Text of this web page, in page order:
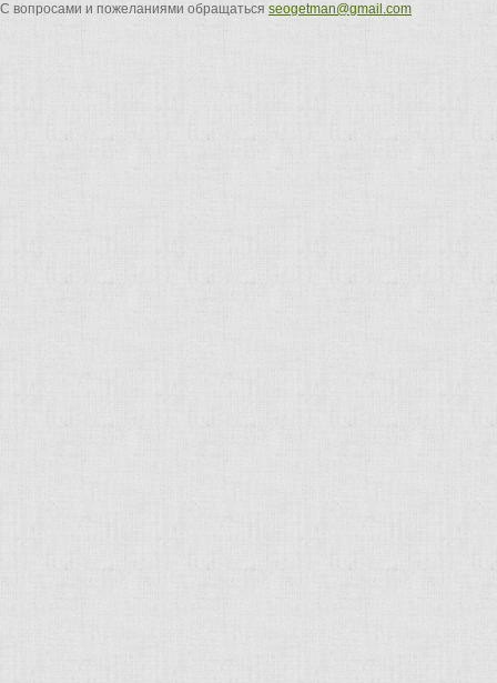
С вопросами и пожеланиями обращаться seogetman@gmail.com